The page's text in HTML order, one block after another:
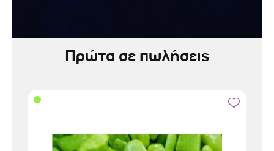
Πρώτα σε πωλήσεις